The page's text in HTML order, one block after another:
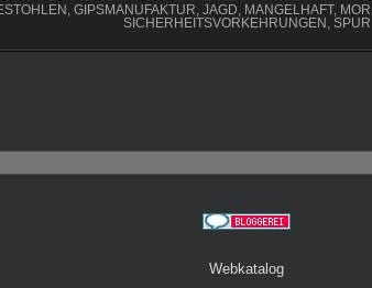
, GIPSMANUFAKTUR, JAGD, MANGELHAFT,
SICHERHEITSVORKEHRUNGEN , SPUR
Webkatalog